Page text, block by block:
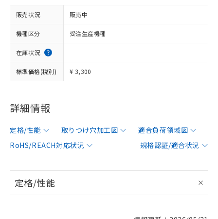
販売状況 販売中
機種区分 受注生産機種
在庫状況
標準価格(税別) ¥ 3,300
詳細情報
定格/性能 取りつけ穴加工図
適合負荷領域図
RoHS/REACH対応状況
規格認証/適合状況
定格/性能